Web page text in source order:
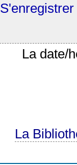
S'enregistrer
La date/
La